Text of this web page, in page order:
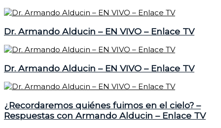
Dr. Armando Alducin – EN VIVO – Enlace TV
Dr. Armando Alducin – EN VIVO – Enlace TV
¿Recordaremos quiénes fuimos en el cielo? –
Respuestas con Armando Alducin – Enlace TV